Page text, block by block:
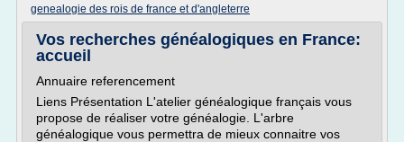
genealogie des rois de france et d'angleterre
Vos recherches généalogiques en France:
accueil
Annuaire referencement
Liens Présentation L'atelier généalogique français vous
propose de réaliser votre généalogie. L'arbre
généalogique vous permettra de mieux connaitre vos